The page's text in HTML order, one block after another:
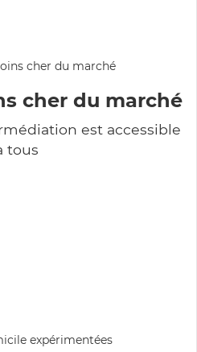
cher du marché
est accessible
tous